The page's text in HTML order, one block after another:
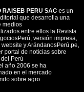
RAISEB PERU SAC es un
que desarrolla una
medios
entre ellos la Revista
versión impresa,
y ArándanosPerú.pe,
portal de noticias sobre
Perú
año 2006 se ha
en el mercado
sobre agro.